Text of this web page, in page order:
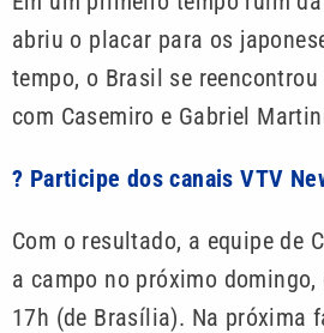
abriu o placar para os
tempo, o Brasil se
com Casemiro e Gabriel
? Participe dos canais VTV
Com o resultado, a equipe de
a campo no próximo
17h (de Brasília). Na próxima